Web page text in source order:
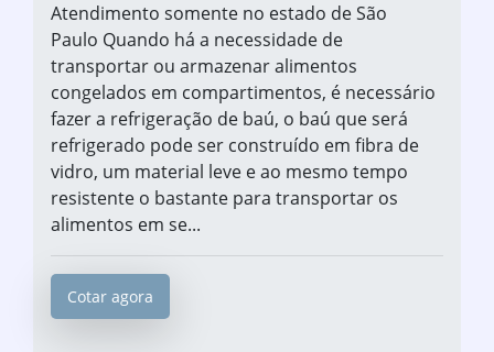
Atendimento somente no estado de São
Paulo Quando há a necessidade de
transportar ou armazenar alimentos
congelados em compartimentos, é necessário
fazer a refrigeração de baú, o baú que será
refrigerado pode ser construído em fibra de
vidro, um material leve e ao mesmo tempo
resistente o bastante para transportar os
alimentos em se...
Cotar agora